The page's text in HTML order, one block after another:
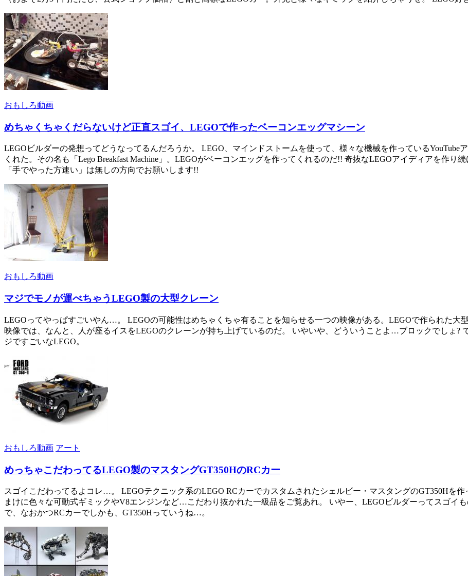
おもしろ動画
めちゃくちゃくだらないけど正直スゴイ、LEGOで作ったベーコンエッグマシーン
LEGOビルダーの発想ってどうなってるんだろうか。 LEGO、マインドストームを使って、様々な機械を作っているYouTube
くれた。その名も「Lego Breakfast Machine」。LEGOがベーコンエッグを作ってくれるのだ!! 奇抜なLEGOアイディアを作り
「手でやった方速い」は無しの方向でお願いします!!
おもしろ動画
マジでモノが運べちゃうLEGO製の大型クレーン
LEGOってやっぱすごいやん…。 LEGOの可能性はめちゃくちゃ有ることを知らせる一つの映像がある。LEGOで作られた大
映像では、なんと、人が座るイスをLEGOのクレーンが持ち上げているのだ。 いやいや、どういうことよ…ブロックでしょ
ジですごいなLEGO。
おもしろ動画 アート
めっちゃこだわってるLEGO製のマスタングGT350HのRCカー
スゴイこだわってるよコレ…。 LEGOテクニック系のLEGO RCカーでカスタムされたシェルビー・マスタングのGT350Hを
まけに色々な可動式ギミックやV8エンジンなど…こだわり抜かれた一級品をご覧あれ。 いやー、LEGOビルダーってスゴイ
で、なおかつRCカーでしかも、GT350Hっていうね…。